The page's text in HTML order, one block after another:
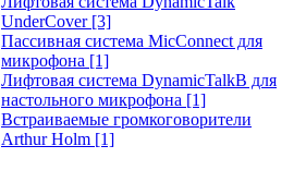
UnderCover [3]
Пассивная система MicConnect для
микрофона [1]
Лифтовая система DynamicTalkB для
настольного микрофона [1]
Встраиваемые громкоговорители
Arthur Holm [1]